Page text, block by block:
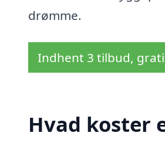
drømme.
Indhent 3 tilbud,
Hvad koster